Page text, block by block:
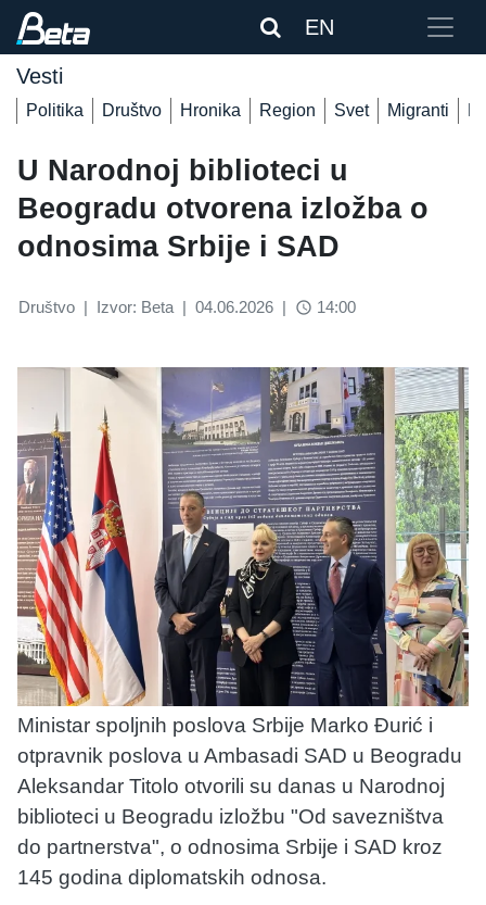
EN
Vesti
Politika Društvo Hronika Region Svet Migranti
U Narodnoj biblioteci u
Beogradu otvorena izložba o
odnosima Srbije i SAD
Društvo | Izvor: Beta | 04.06.2026 | access_time 14:00
Ministar spoljnih poslova Srbije Marko Đurić i
otpravnik poslova u Ambasadi SAD u Beogradu
Aleksandar Titolo otvorili su danas u Narodnoj
biblioteci u Beogradu izložbu "Od savezništva
do partnerstva", o odnosima Srbije i SAD kroz
145 godina diplomatskih odnosa.